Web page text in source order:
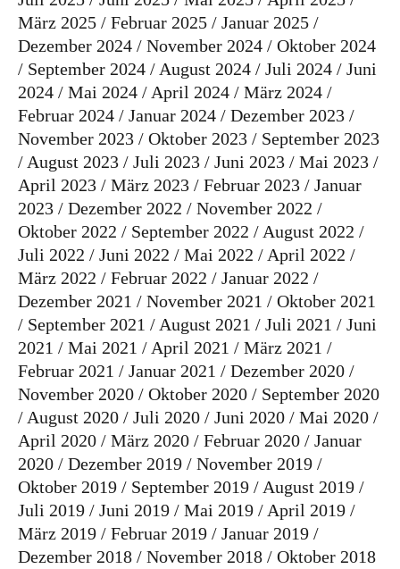
März 2025
Februar 2025
Januar 2025
Dezember 2024
November 2024
Oktober 2024
September 2024
August 2024 Juli 2024
Juni
2024
Mai 2024 April 2024
März 2024
Februar 2024
Januar 2024
Dezember 2023
November 2023
Oktober 2023
September 2023
August 2023
Juli 2023 Juni 2023
Mai 2023
April 2023
März 2023 Februar 2023
Januar
2023
Dezember 2022
November 2022
Oktober 2022
September 2022
August 2022
Juli 2022
Juni 2022 Mai 2022
April 2022
März 2022
Februar 2022
Januar 2022
Dezember 2021
November 2021
Oktober 2021
September 2021
August 2021 Juli 2021
Juni
2021
Mai 2021 April 2021
März 2021
Februar 2021
Januar 2021
Dezember 2020
November 2020
Oktober 2020
September 2020
August 2020
Juli 2020 Juni 2020
Mai 2020
April 2020
März 2020 Februar 2020
Januar
2020
Dezember 2019
November 2019
Oktober 2019
September 2019
August 2019
Juli 2019
Juni 2019 Mai 2019
April 2019
März 2019
Februar 2019
Januar 2019
Dezember 2018
November 2018 Oktober 2018